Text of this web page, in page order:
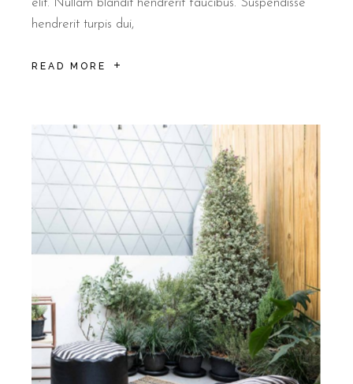
hendrerit turpis dui,
READ MORE